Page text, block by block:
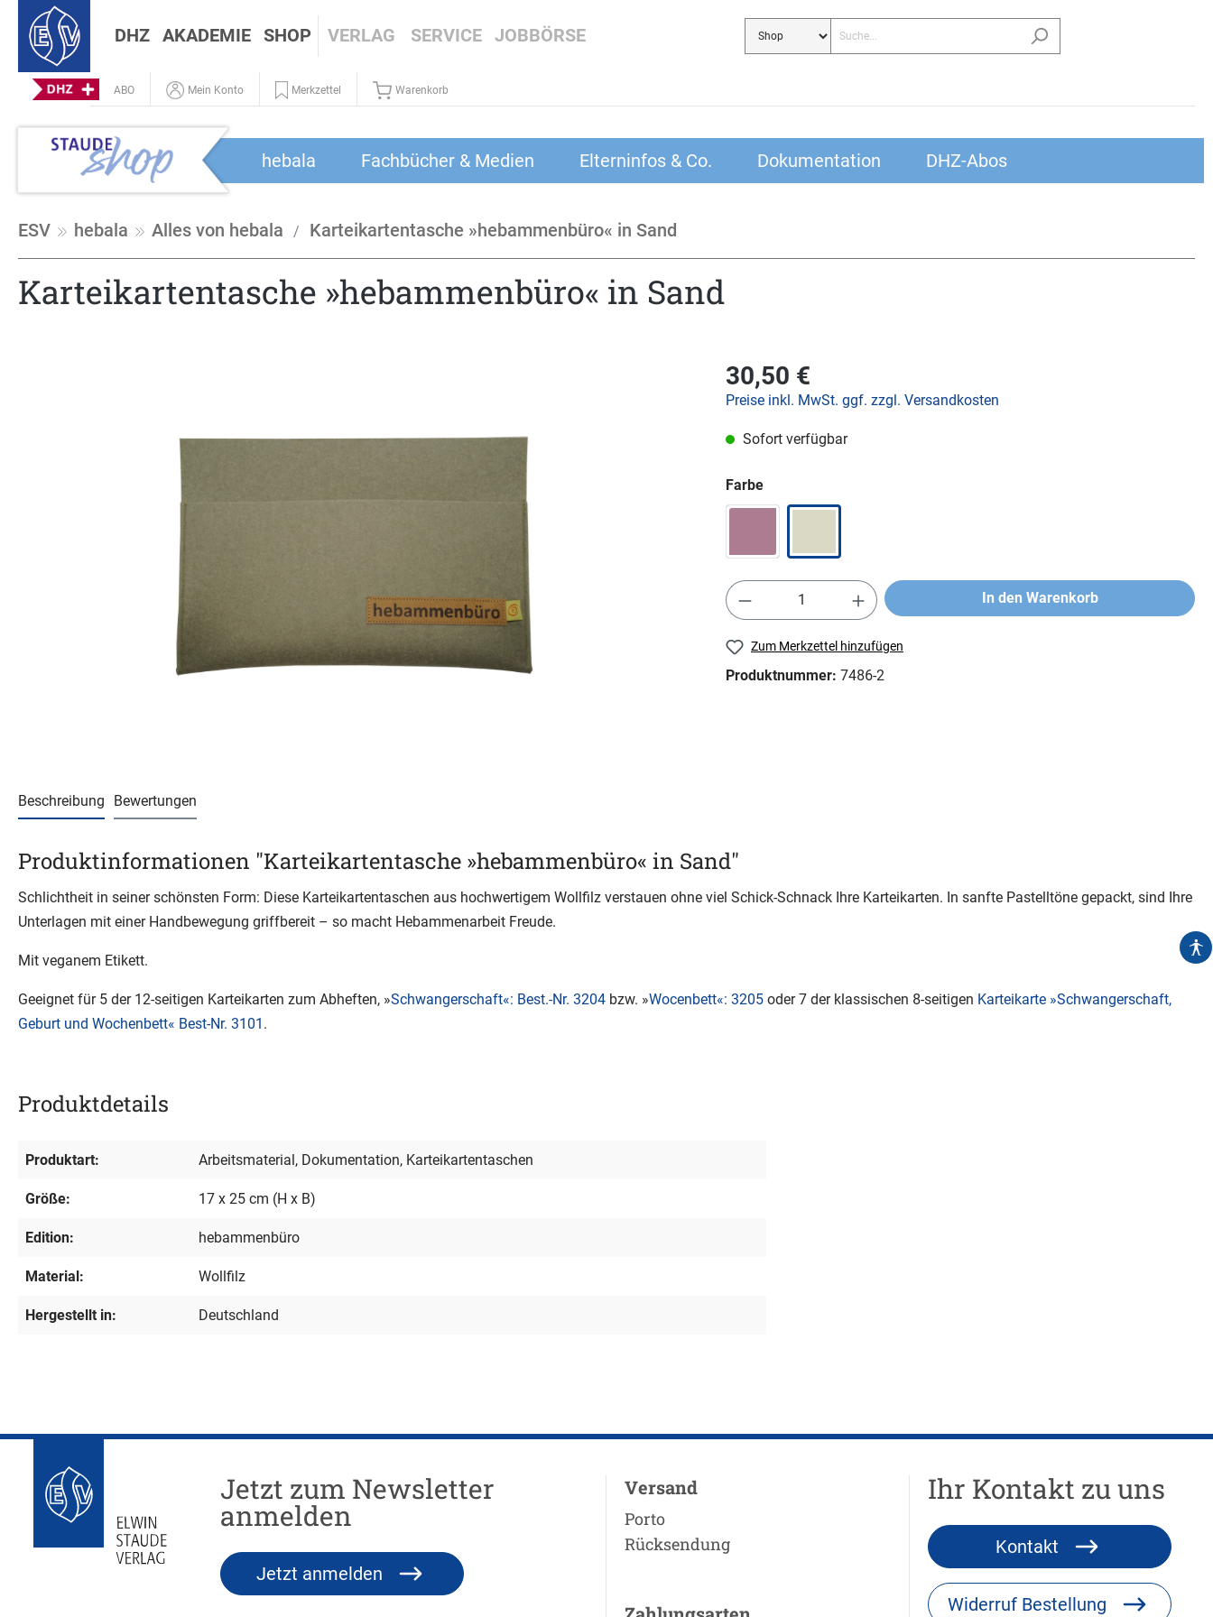
DHZ AKADEMIE SHOP VERLAG SERVICE JOBBÖRSE
ABO Mein Konto Merkzettel Warenkorb
hebala Fachbücher & Medien Elterninfos & Co. Dokumentation DHZ-Abos
ESV hebala Alles von hebala Karteikartentasche »hebammenbüro« in Sand
Karteikartentasche »hebammenbüro« in Sand
30,50 €
Preise inkl. MwSt. ggf. zzgl. Versandkosten
Sofort verfügbar
Farbe
In den Warenkorb
Zum Merkzettel hinzufügen
Produktnummer: 7486-2
Beschreibung Bewertungen
Produktinformationen "Karteikartentasche »hebammenbüro« in Sand"
Schlichtheit in seiner schönsten Form: Diese Karteikartentaschen aus hochwertigem Wollfilz verstauen ohne viel Schick-Schnack Ihre Karteikarten. In sanfte Pastelltöne gepackt, sind Ihre
Unterlagen mit einer Handbewegung griffbereit – so macht Hebammenarbeit Freude.
Mit veganem Etikett.
Geeignet für 5 der 12-seitigen Karteikarten zum Abheften, »Schwangerschaft«: Best.-Nr. 3204 bzw. »Wocenbett«: 3205 oder 7 der klassischen 8-seitigen Karteikarte »Schwangerschaft,
Geburt und Wochenbett« Best-Nr. 3101 .
Produktdetails
Produktart: Arbeitsmaterial, Dokumentation, Karteikartentaschen
Größe: 17 x 25 cm (H x B)
Edition: hebammenbüro
Material: Wollfilz
Hergestellt in: Deutschland
Jetzt zum Newsletter
anmelden
Jetzt anmelden
Versand
Porto
Rücksendung
Ihr Kontakt zu uns
Kontakt
Widerruf Bestellung